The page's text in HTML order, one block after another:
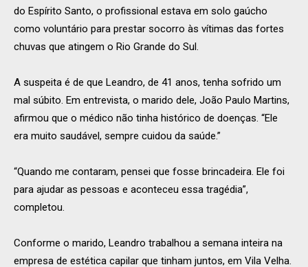
do Espírito Santo, o profissional estava em solo gaúcho
como voluntário para prestar socorro às vítimas das fortes
chuvas que atingem o Rio Grande do Sul.
A suspeita é de que Leandro, de 41 anos, tenha sofrido um
mal súbito. Em entrevista, o marido dele, João Paulo Martins,
afirmou que o médico não tinha histórico de doenças. “Ele
era muito saudável, sempre cuidou da saúde.”
“Quando me contaram, pensei que fosse brincadeira. Ele foi
para ajudar as pessoas e aconteceu essa tragédia”,
completou.
Conforme o marido, Leandro trabalhou a semana inteira na
empresa de estética capilar que tinham juntos, em Vila Velha.